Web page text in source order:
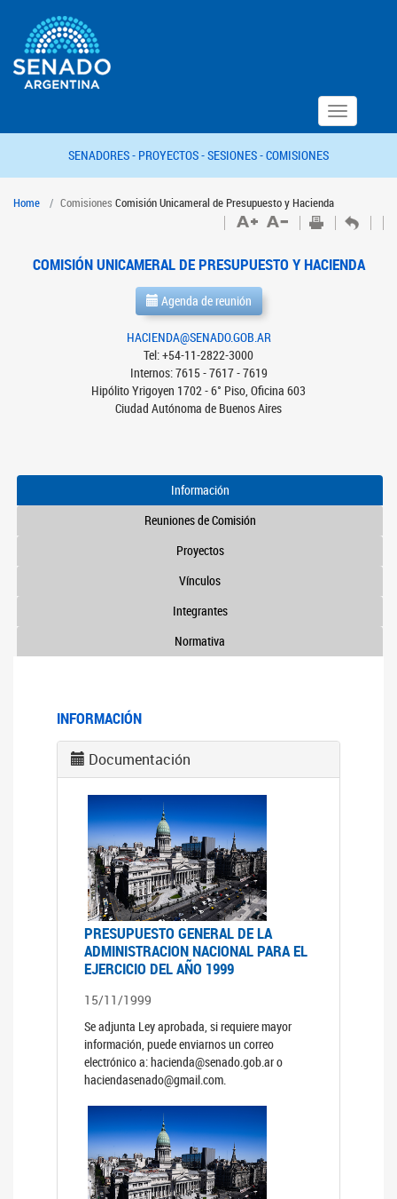
Toggle
navigation
SENADORES - PROYECTOS -SESIONES -COMISIONES
Home Comisiones Comisión Unicameral de Presupuesto y Hacienda
COMISIÓN UNICAMERAL DE PRESUPUESTO Y HACIENDA
Agenda de reunión
HACIENDA@SENADO.GOB.AR
Tel: +54-11-2822-3000
Internos: 7615 - 7617 - 7619
Hipólito Yrigoyen 1702 - 6° Piso, Oficina 603
Ciudad Autónoma de Buenos Aires
Información
Reuniones de Comisión
Proyectos
Vínculos
Integrantes
Normativa
INFORMACIÓN
Documentación
PRESUPUESTO GENERAL DE LA
ADMINISTRACION NACIONAL PARA EL
EJERCICIO DEL AÑO 1999
15/11/1999
Se adjunta Ley aprobada, si requiere mayor
información, puede enviarnos un correo
electrónico a: hacienda@senado.gob.ar o
haciendasenado@gmail.com.